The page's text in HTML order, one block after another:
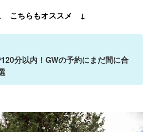
こちらもオススメ ↓
分以内！GWの予約にまだ間に合